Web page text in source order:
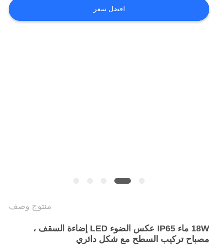
خريطة
افضل سعر
منتوج وصف
18W ماء IP65 عكس الضوء LED إضاءة السقف ،
مصباح تركيب السطح مع شكل دائري